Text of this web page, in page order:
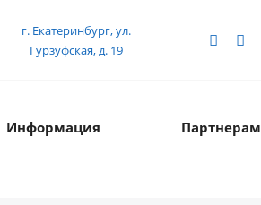
г. Екатеринбург, ул.
Гурзуфская, д. 19
Информация Партнерам